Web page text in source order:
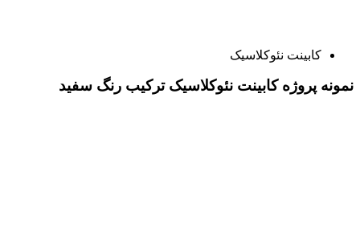
کابینت نئوکلاسیک
نمونه پروژه کابینت نئوکلاسیک ترکیب رنگ سفید